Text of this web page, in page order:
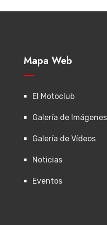
Mapa Web
El Motoclub
Galería de Imágenes
Galería de Vídeos
Noticias
Eventos